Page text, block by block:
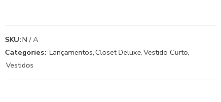
SKU:N / A
Categories: Lançamentos,Closet Deluxe,Vestido Curto,
Vestidos